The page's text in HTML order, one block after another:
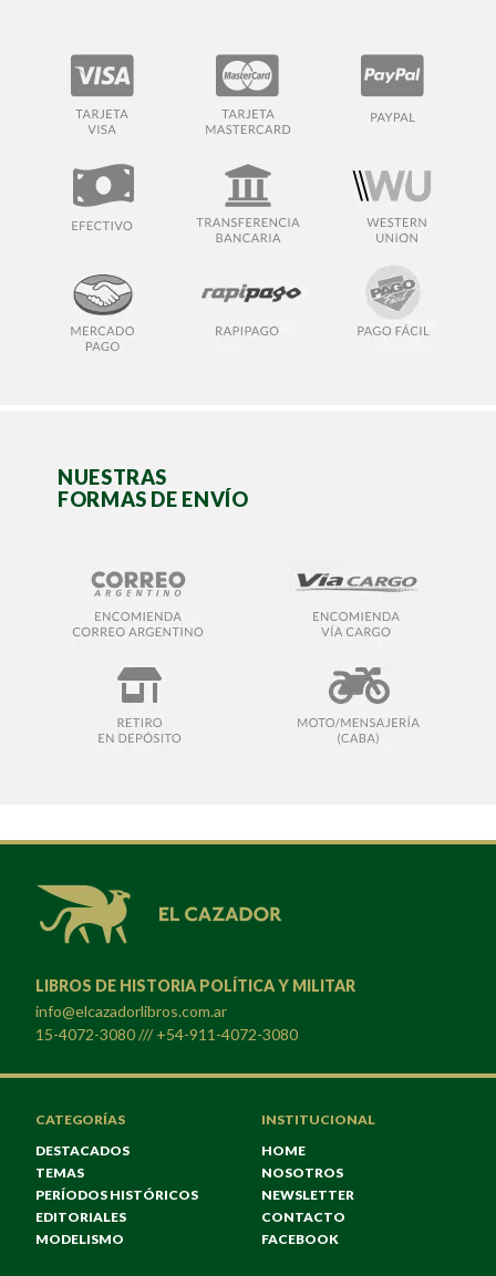
NUESTRAS
FORMAS DE ENVÍO
LIBROS DE HISTORIA POLÍTICA Y MILITAR
info@elcazadorlibros.com.ar
15-4072-3080 /// +54-911-4072-3080
CATEGORÍAS
DESTACADOS
TEMAS
PERÍODOS HISTÓRICOS
EDITORIALES
MODELISMO
INSTITUCIONAL
HOME
NOSOTROS
NEWSLETTER
CONTACTO
FACEBOOK